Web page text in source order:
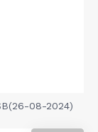
08-2024)